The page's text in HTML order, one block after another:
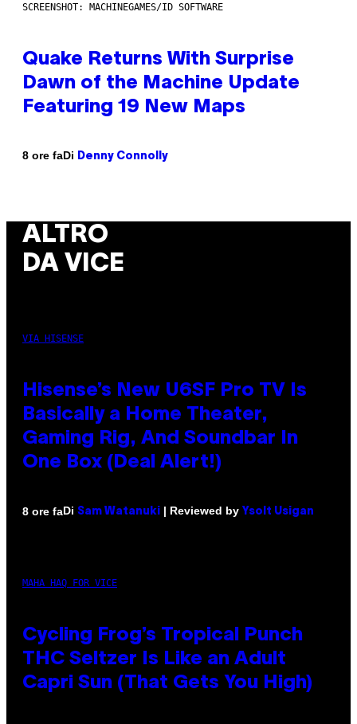
SCREENSHOT: MACHINEGAMES/ID SOFTWARE
Quake Returns With Surprise
Dawn of the Machine Update
Featuring 19 New Maps
8 ore faDi Denny Connolly
ALTRO
DA VICE
VIA HISENSE
Hisense’s New U6SF Pro TV Is
Basically a Home Theater,
Gaming Rig, And Soundbar In
One Box (Deal Alert!)
8 ore faDi Sam Watanuki | Reviewed by Ysolt Usigan
MAHA HAQ FOR VICE
Cycling Frog’s Tropical Punch
THC Seltzer Is Like an Adult
Capri Sun (That Gets You High)